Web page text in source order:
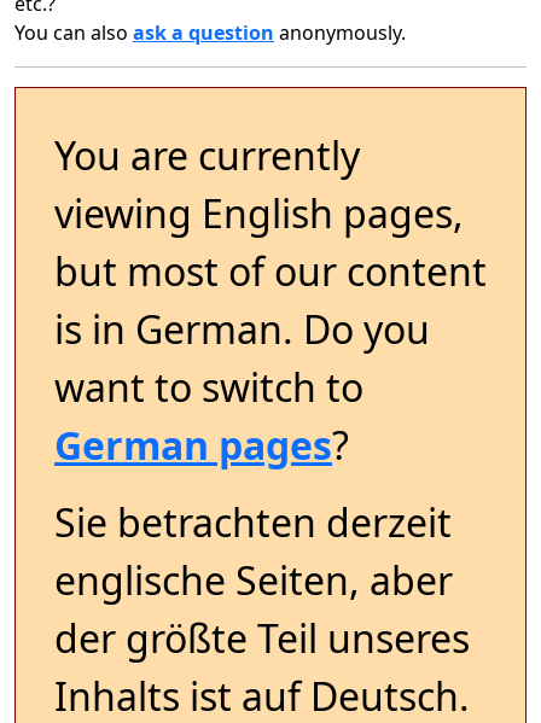
You can also ask a question anonymously.
You are currently
viewing English pages,
but most of our content
is in German. Do you
want to switch to
German pages?
Sie betrachten derzeit
englische Seiten, aber
der größte Teil unseres
Inhalts ist auf Deutsch.